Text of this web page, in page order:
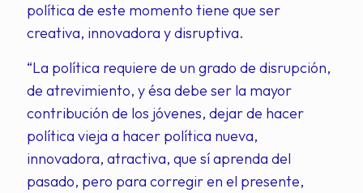
política de este momento tiene que ser
creativa, innovadora y disruptiva.
“La política requiere de un grado de disrupción,
de atrevimiento, y ésa debe ser la mayor
contribución de los jóvenes, dejar de hacer
política vieja a hacer política nueva,
innovadora, atractiva, que sí aprenda del
pasado, pero para corregir en el presente,